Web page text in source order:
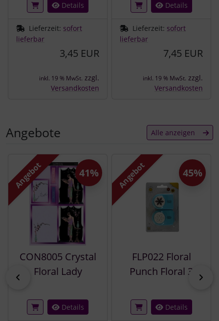
Details
Lieferzeit: sofort
lieferbar
3,45 EUR
inkl. 19 % MwSt. zzgl.
Versandkosten
Details
Lieferzeit: sofort
lieferbar
7,45 EUR
inkl. 19 % MwSt. zzgl.
Versandkosten
Angebote Alle anzeigen
Es folgt ein Produktslider - navigieren Sie mit der Tab-
zurück
Angebot
CON8005 Crystal
Floral Lady
Details
41% Angebot
FLP022 Floral
Punch Floral 3
Details
45%